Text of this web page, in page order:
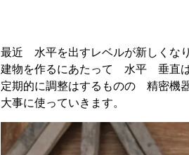
最近 水平を出すレベルが新しくなり
建物を作るにあたって 水平 垂直は
定期的に調整はするものの 精密機
大事に使っていきます。